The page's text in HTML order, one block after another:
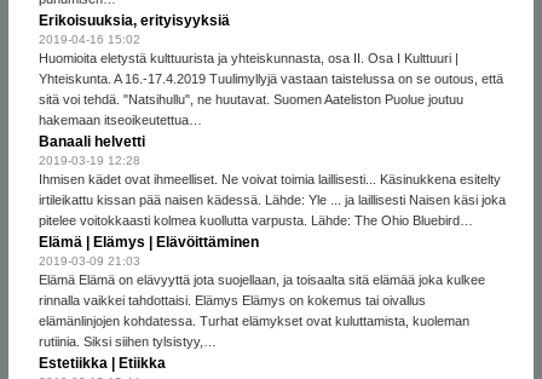
Erikoisuuksia, erityisyyksiä
2019-04-16 15:02
Huomioita eletystä kulttuurista ja yhteiskunnasta, osa II. Osa I Kulttuuri |
Yhteiskunta. A 16.-17.4.2019 Tuulimyllyjä vastaan taistelussa on se outous, että
sitä voi tehdä. "Natsihullu", ne huutavat. Suomen Aateliston Puolue joutuu
hakemaan itseoikeutettua…
Banaali helvetti
2019-03-19 12:28
Ihmisen kädet ovat ihmeelliset. Ne voivat toimia laillisesti... Käsinukkena esitelty
irtileikattu kissan pää naisen kädessä. Lähde: Yle ... ja laillisesti Naisen käsi joka
pitelee voitokkaasti kolmea kuollutta varpusta. Lähde: The Ohio Bluebird…
Elämä | Elämys | Elävöittäminen
2019-03-09 21:03
Elämä Elämä on elävyyttä jota suojellaan, ja toisaalta sitä elämää joka kulkee
rinnalla vaikkei tahdottaisi. Elämys Elämys on kokemus tai oivallus
elämänlinjojen kohdatessa. Turhat elämykset ovat kuluttamista, kuoleman
rutiinia. Siksi siihen tylsistyy,…
Estetiikka | Etiikka